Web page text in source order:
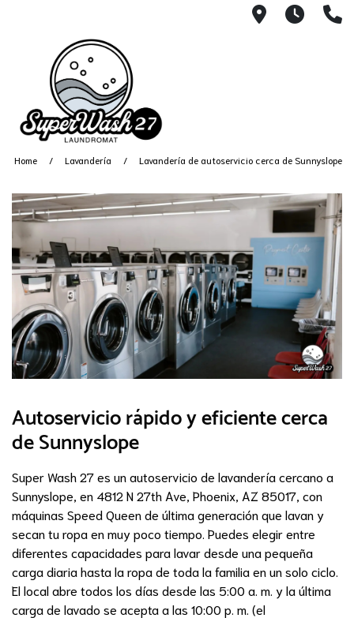
4812 N.
Home Lavandería Lavandería de autoservicio cerca de Sunnyslope
Autoservicio rápido y eficiente cerca
de Sunnyslope
Super Wash 27 es un autoservicio de lavandería cercano a
Sunnyslope, en 4812 N 27th Ave, Phoenix, AZ 85017, con
máquinas Speed Queen de última generación que lavan y
secan tu ropa en muy poco tiempo. Puedes elegir entre
diferentes capacidades para lavar desde una pequeña
carga diaria hasta la ropa de toda la familia en un solo ciclo.
El local abre todos los días desde las 5:00 a. m. y la última
carga de lavado se acepta a las 10:00 p. m. (el